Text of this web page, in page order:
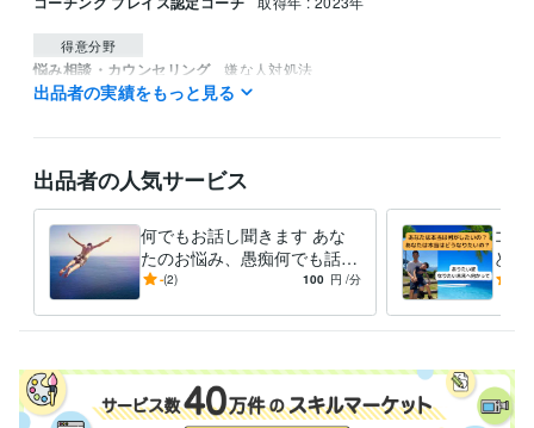
得意分野
悩み相談・カウンセリング 嫌な人対処法
仕事
健康
出品者の実績をもっと見る
出品者の人気サービス
何でもお話し聞きます あな
たのお悩み、愚痴何でも話し
てください。
-(2) 100 円 /分
コー
とを
いの